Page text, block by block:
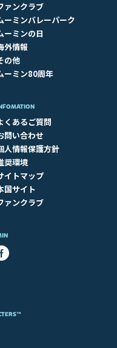
ァンクラブ
ーミンバレーパーク
ーミンの日
外情報
の他
ーミン80周年
くあるご質問
問い合わせ
人情報保護方針
奨環境
イトマップ
国サイト
ァンクラブ